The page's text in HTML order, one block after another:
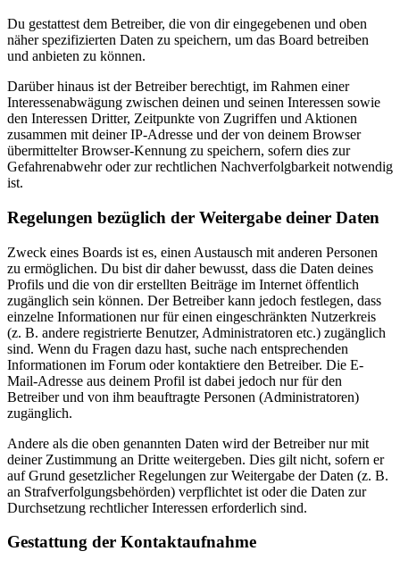
Du gestattest dem Betreiber, die von dir eingegebenen und oben
näher spezifizierten Daten zu speichern, um das Board betreiben
und anbieten zu können.
Darüber hinaus ist der Betreiber berechtigt, im Rahmen einer
Interessenabwägung zwischen deinen und seinen Interessen sowie
den Interessen Dritter, Zeitpunkte von Zugriffen und Aktionen
zusammen mit deiner IP-Adresse und der von deinem Browser
übermittelter Browser-Kennung zu speichern, sofern dies zur
Gefahrenabwehr oder zur rechtlichen Nachverfolgbarkeit notwendig
ist.
Regelungen bezüglich der Weitergabe deiner Daten
Zweck eines Boards ist es, einen Austausch mit anderen Personen
zu ermöglichen. Du bist dir daher bewusst, dass die Daten deines
Profils und die von dir erstellten Beiträge im Internet öffentlich
zugänglich sein können. Der Betreiber kann jedoch festlegen, dass
einzelne Informationen nur für einen eingeschränkten Nutzerkreis
(z. B. andere registrierte Benutzer, Administratoren etc.) zugänglich
sind. Wenn du Fragen dazu hast, suche nach entsprechenden
Informationen im Forum oder kontaktiere den Betreiber. Die E-
Mail-Adresse aus deinem Profil ist dabei jedoch nur für den
Betreiber und von ihm beauftragte Personen (Administratoren)
zugänglich.
Andere als die oben genannten Daten wird der Betreiber nur mit
deiner Zustimmung an Dritte weitergeben. Dies gilt nicht, sofern er
auf Grund gesetzlicher Regelungen zur Weitergabe der Daten (z. B.
an Strafverfolgungsbehörden) verpflichtet ist oder die Daten zur
Durchsetzung rechtlicher Interessen erforderlich sind.
Gestattung der Kontaktaufnahme